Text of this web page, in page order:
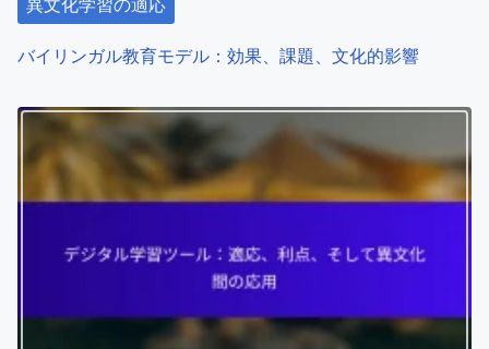
i
o
n
異文化学習の適応
バイリンガル教育モデル：効果、課題、文化的影響